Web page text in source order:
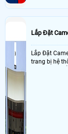
Lắp Đặt
Lắp Đặt
trang bị hệ